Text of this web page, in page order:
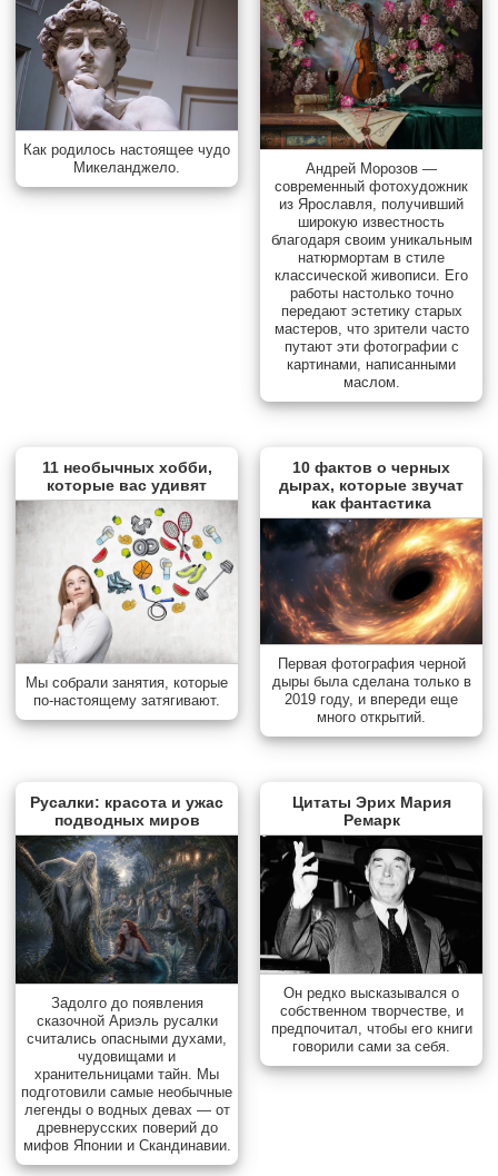
Как родилось настоящее чудо
Микеланджело.
Андрей Морозов —
современный фотохудожник
из Ярославля, получивший
широкую известность
благодаря своим уникальным
натюрмортам в стиле
классической живописи. Его
работы настолько точно
передают эстетику старых
мастеров, что зрители часто
путают эти фотографии с
картинами, написанными
маслом.
11 необычных хобби,
которые вас удивят
Мы собрали занятия, которые
по-настоящему затягивают.
10 фактов о черных
дырах, которые звучат
как фантастика
Первая фотография черной
дыры была сделана только в
2019 году, и впереди еще
много открытий.
Русалки: красота и ужас
подводных миров
Задолго до появления
сказочной Ариэль русалки
считались опасными духами,
чудовищами и
хранительницами тайн. Мы
подготовили самые необычные
легенды о водных девах — от
древнерусских поверий до
мифов Японии и Скандинавии.
Цитаты Эрих Мария
Ремарк
Он редко высказывался о
собственном творчестве, и
предпочитал, чтобы его книги
говорили сами за себя.